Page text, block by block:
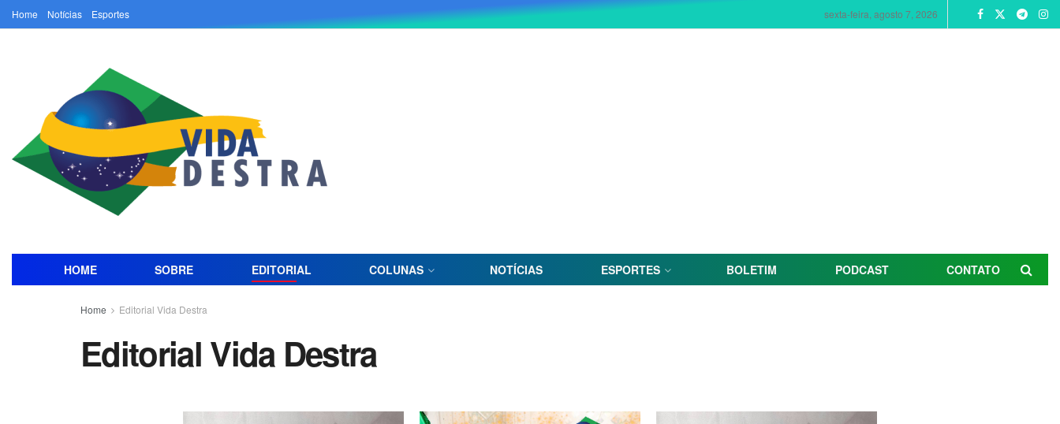
Home Notícias Esportes sexta-feira, agosto 7, 2026
HOME SOBRE EDITORIAL COLUNAS NOTÍCIAS ESPORTES BOLETIM PODCAST CONTATO
Home Editorial Vida Destra
Editorial Vida Destra